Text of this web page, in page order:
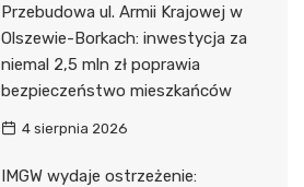
Przebudowa ul. Armii Krajowej w
Olszewie-Borkach: inwestycja za
niemal 2,5 mln zł poprawia
bezpieczeństwo mieszkańców
4 sierpnia 2026
IMGW wydaje ostrzeżenie: